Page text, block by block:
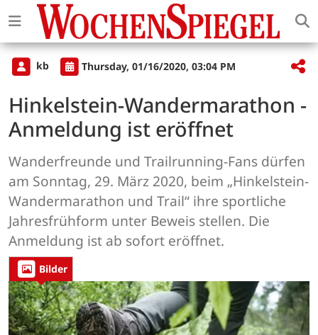
kb Thursday, 01/16/2020, 03:04 PM
Hinkelstein-Wandermarathon -
Anmeldung ist eröffnet
Wanderfreunde und Trailrunning-Fans dürfen
am Sonntag, 29. März 2020, beim „Hinkelstein-
Wandermarathon und Trail“ ihre sportliche
Jahresfrühform unter Beweis stellen. Die
Anmeldung ist ab sofort eröffnet.
Bilder